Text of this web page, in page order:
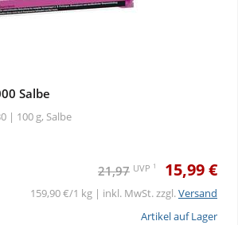
Salbe
| 100 g, Salbe
21,97 UVP 1 15,99 €
159,90 €/1 kg | inkl. MwSt. zzgl.Versand
Artikel auf Lager